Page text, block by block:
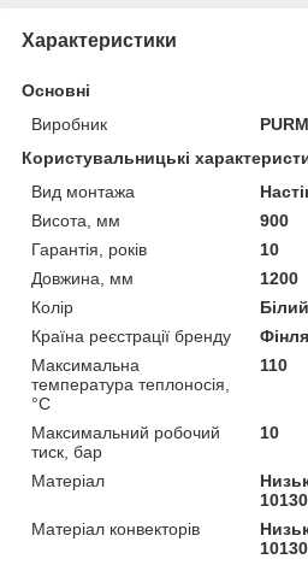
Характеристики
Основні
Виробник
Користувальницькі
Вид монтажа
Висота, мм
900
Гарантія, років
10
Довжина, мм
1200
Колір
Країна реєстрації бренду
Максимальна
температура теплоносія,
°С
110
Максимальний робочий
тиск, бар
10
Матеріал
10130
Матеріал конвекторів
10130